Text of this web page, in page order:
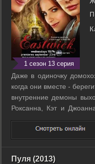
1 сезон 13 серия
Даже в одиночку
когда они вместе -
внутренние демоны
Роксанна, Кэт и
Роксанна - свободный
мать, а Джоанна -
парке и ...
Пуля (2013)